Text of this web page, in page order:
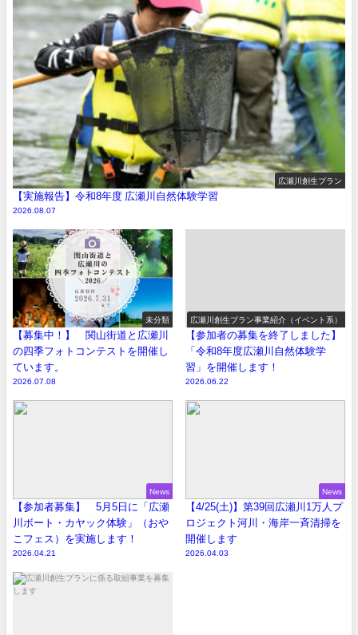
広瀬川創生プラン
【実施報告】令和8年度 広瀬川自然体験学習
2026.08.07
未分類
【募集中！】 関山街道と広瀬川
の四季フォトコンテストを開催し
ています。
2026.07.08
広瀬川創生プラン事業紹介（イベント系）
【参加者の募集を終了しました】
「令和8年度広瀬川自然体験学
習」を開催します！
2026.06.22
News
【参加者募集】 5月5日に「広瀬
川ボート・カヤック体験」（おや
こフェス）を実施します！
2026.04.21
News
【4/25(土)】第39回広瀬川1万人プ
ロジェクト河川・海岸一斉清掃を
開催します
2026.04.03